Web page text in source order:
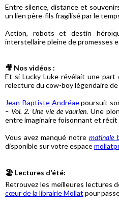
Entre silence, distance et
un lien père-fils fragilisé par le
Action, robots et destin
interstellaire pleine de promesses
🎥 Nos vidéos :
Et si Lucky Luke révélait une part
relecture du cow-boy légendaire
Jean-Baptiste Andréaepoursuit
– Vol. 2. Une vie de vaurien.Une
entre imaginaire foisonnant et récit
Vous avez manqué notre matinale
disponible sur votre espace
🏖️ Lectures d'été:
Retrouvez les meilleures lectures
cœur de la librairie Mollat pour